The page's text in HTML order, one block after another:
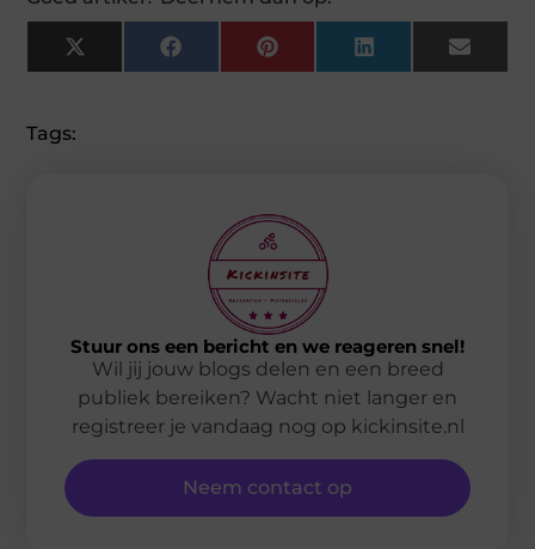
X
(Twitter)
FacebookPinterestLinkedIn Email
Tags:
Stuur ons een bericht en we reageren snel!
Wil jij jouw blogs delen en een breed
publiek bereiken? Wacht niet langer en
registreer je vandaag nog op kickinsite.nl
Neem contact op